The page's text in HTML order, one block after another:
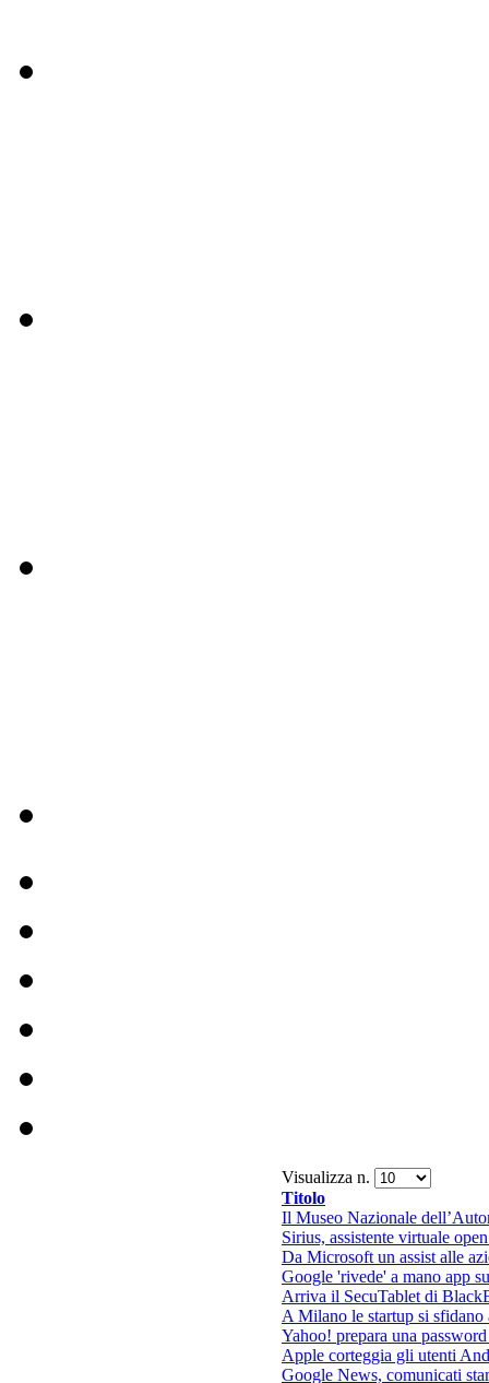
Visualizza n.
Titolo
Il Museo Nazionale
Sirius, assistente virtuale
Da Microsoft un assist alle
Google 'rivede' a mano app
Arriva il SecuTablet di
A Milano le startup si sfidano
Yahoo! prepara una
Apple corteggia gli utenti
Google News, comunicati